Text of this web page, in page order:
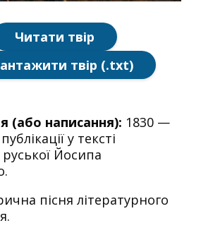
Читати твір
твір (.txt)
(або написання): 1830 —
у тексті
Йосипа
пісня літературного